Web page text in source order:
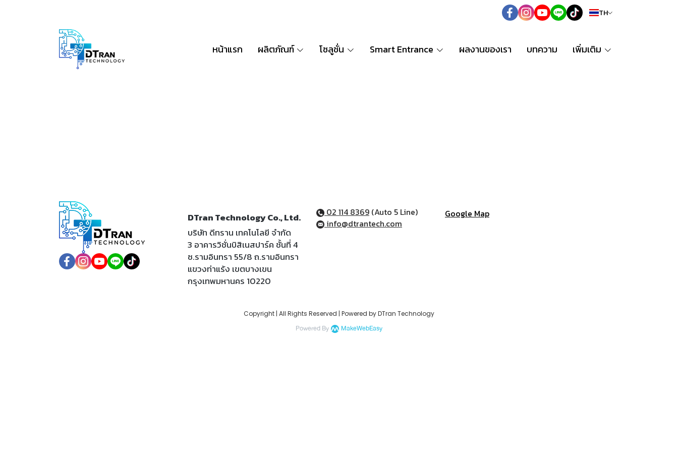
TH
หน้าแรก ผลิตภัณฑ์ โซลูชั่น Smart Entrance ผลงานของเรา บทความ เพิ่มเติม
DTran Technology Co., Ltd.
บริษัท ดีทราน เทคโนโลยี จำกัด
3 อาคารวิชั่นบิสิเนสปาร์ค ชั้นที่ 4
ซ.รามอินทรา 55/8 ถ.รามอินทรา
แขวงท่าแร้ง เขตบางเขน
กรุงเทพมหานคร 10220
02 114 8369 (Auto 5 Line)
info@dtrantech.com
Google Map
Copyright | All Rights Reserved | Powered by DTran Technology
Powered By MakeWebEasy